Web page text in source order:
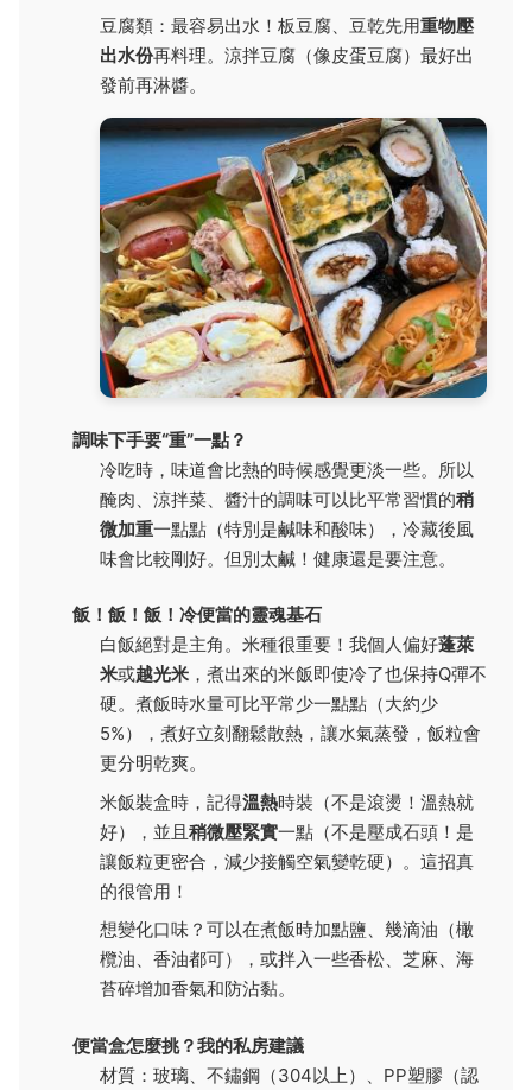
豆腐類：最容易出水！板豆腐、豆乾先用重物壓
出水份再料理。涼拌豆腐（像皮蛋豆腐）最好出
發前再淋醬。
調味下手要“重”一點？
冷吃時，味道會比熱的時候感覺更淡一些。所以
醃肉、涼拌菜、醬汁的調味可以比平常習慣的稍
微加重一點點（特別是鹹味和酸味），冷藏後風
味會比較剛好。但別太鹹！健康還是要注意。
飯！飯！飯！冷便當的靈魂基石
白飯絕對是主角。米種很重要！我個人偏好蓬萊
米或越光米，煮出來的米飯即使冷了也保持Q彈不
硬。煮飯時水量可比平常少一點點（大約少
5%），煮好立刻翻鬆散熱，讓水氣蒸發，飯粒會
更分明乾爽。
米飯裝盒時，記得溫熱時裝（不是滾燙！溫熱就
好），並且稍微壓緊實一點（不是壓成石頭！是
讓飯粒更密合，減少接觸空氣變乾硬）。這招真
的很管用！
想變化口味？可以在煮飯時加點鹽、幾滴油（橄
欖油、香油都可），或拌入一些香松、芝麻、海
苔碎增加香氣和防沾黏。
便當盒怎麼挑？我的私房建議
材質：玻璃、不鏽鋼（304以上）、PP塑膠（認